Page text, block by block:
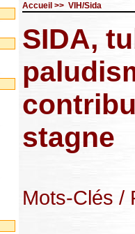
Accueil >> VIH/Sida
SIDA,
stagne
Mots-Clés /